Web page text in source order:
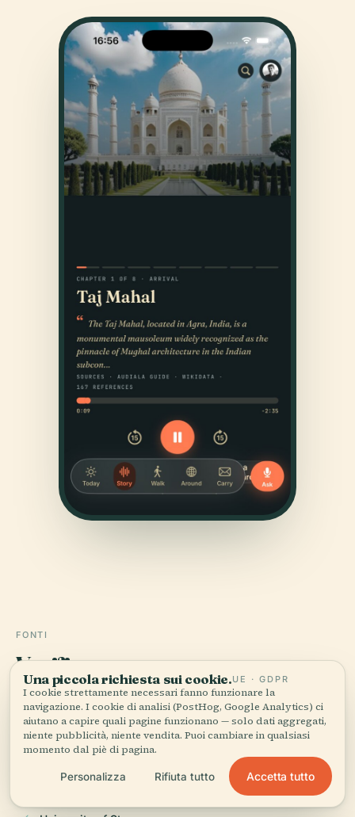
FONTI
Verificato,e mostrato.
Ricercata e scritta dal team editoriale di Audiala a
partire da documenti storici, archivi architettonici e
conoscenza del territorio.
Ultima revisione: April 2026
Una piccola richiesta sui cookie.UE · GDPR
I cookie strettamente necessari fanno funzionare la
navigazione. I cookie di analisi (PostHog, Google Analytics) ci
aiutano a capire quali pagine funzionano — solo dati aggregati,
niente pubblicità, niente vendita. Puoi cambiare in qualsiasi
momento dal piè di pagina.
Personalizza Rifiuta tutto Accetta tutto